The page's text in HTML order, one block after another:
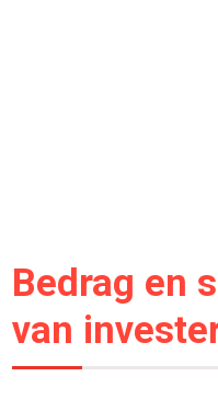
Bedrag en
van